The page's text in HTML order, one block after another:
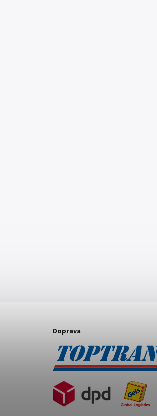
Doprava